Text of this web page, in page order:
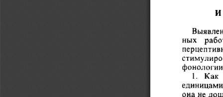
И
ных
фонологии
1.   Как
единицами
она
не